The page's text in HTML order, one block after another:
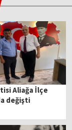
Aliağa İlçe
değişti